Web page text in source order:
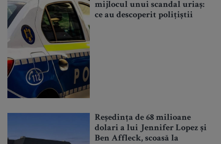
mijlocul unui scandal uriaș:
ce au descoperit polițiștii
Reședința de 68 milioane
dolari a lui Jennifer Lopez și
Ben Affleck, scoasă la